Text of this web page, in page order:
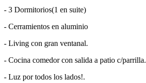
- 3 Dormitorios(1 en suite)
- Cerramientos en aluminio
- Living con gran ventanal.
- Cocina comedor con salida a patio c/parrilla.
- Luz por todos los lados!.